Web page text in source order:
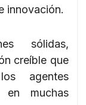
innovación.
sólidas,
creíble que
agentes
en muchas